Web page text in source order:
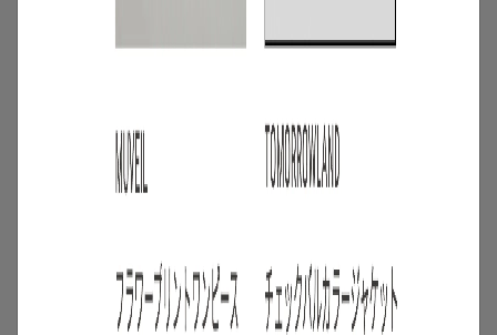
キャンペーン
【夏限定】短く借りて、たくさん楽し
む。短期レンタルキャンペーン開催